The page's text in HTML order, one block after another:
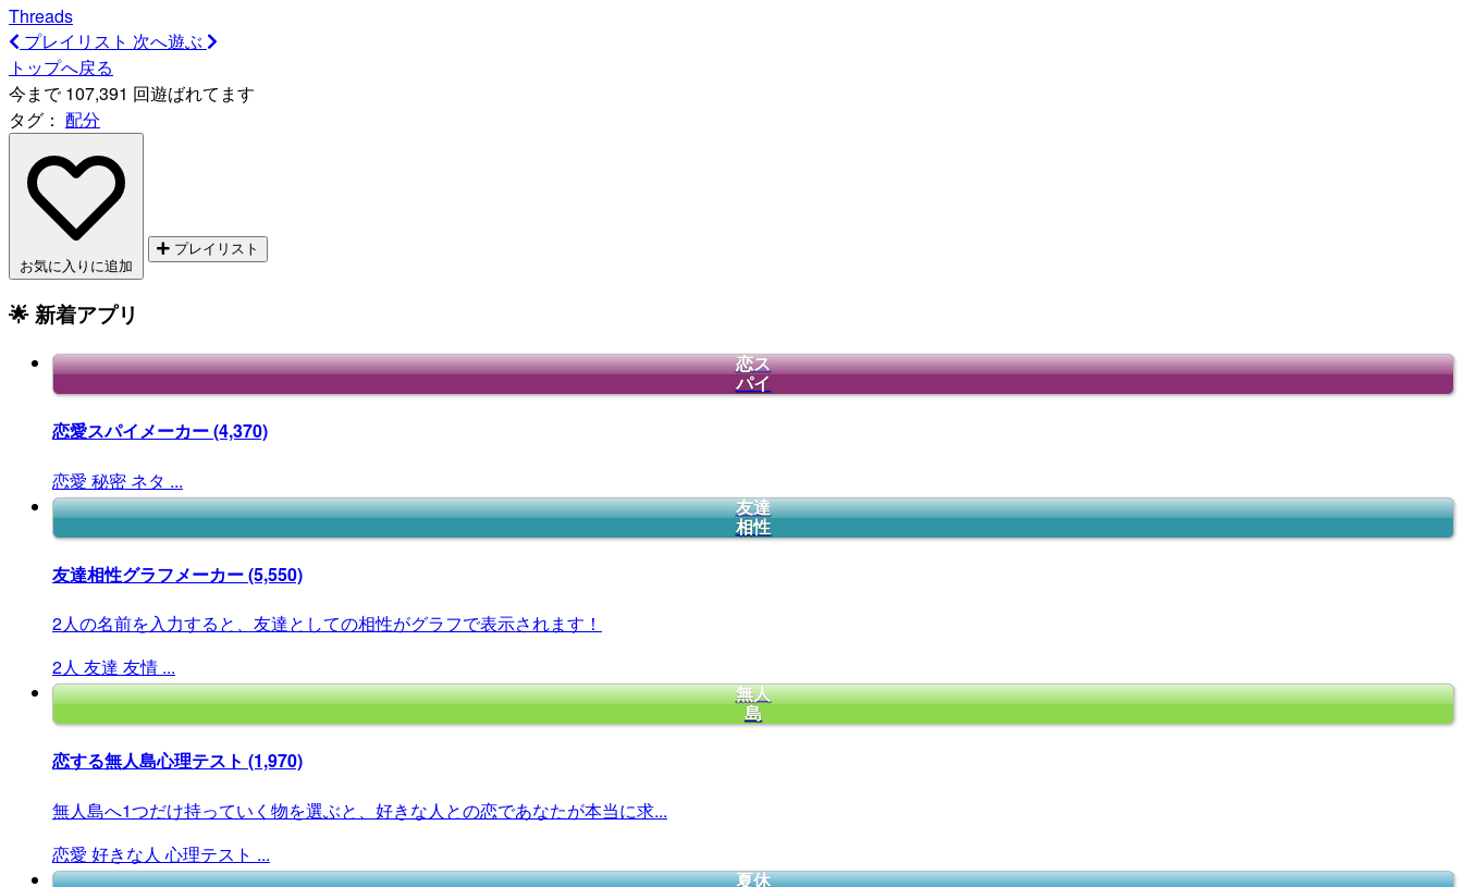
Threads
プレイリスト 次へ遊ぶ
トップへ戻る
今まで 107,391 回遊ばれてます
タグ： 配分
お気に入りに追加
プレイリスト
🌟 新着アプリ
恋ス
パイ
恋愛スパイメーカー(4,370)
恋愛 秘密 ネタ ...
友達
相性
友達相性グラフメーカー(5,550)
2人の名前を入力すると、友達としての相性がグラフで表示されます！
2人 友達 友情 ...
無人
島
恋する無人島心理テスト (1,970)
無人島へ1つだけ持っていく物を選ぶと、好きな人との恋であなたが本当に求...
恋愛 好きな人 心理テスト ...
夏休